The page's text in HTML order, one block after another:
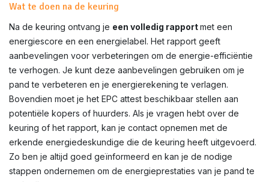
Wat te doen na de keuring
Na de keuring ontvang je een volledig rapportmet een
energiescore en een energielabel. Het rapport geeft
aanbevelingen voor verbeteringen om de energie-efficiëntie
te verhogen. Je kunt deze aanbevelingen gebruiken om je
pand te verbeteren en je energierekening te verlagen.
Bovendien moet je het EPC attest beschikbaar stellen aan
potentiële kopers of huurders. Als je vragen hebt over de
keuring of het rapport, kan je contact opnemen met de
erkende energiedeskundige die de keuring heeft uitgevoerd.
Zo ben je altijd goed geïnformeerd en kan je de nodige
stappen ondernemen om de energieprestaties van je pand te